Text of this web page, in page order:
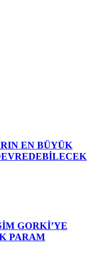
EN BÜYÜK
GORKİ’YE
PARAM